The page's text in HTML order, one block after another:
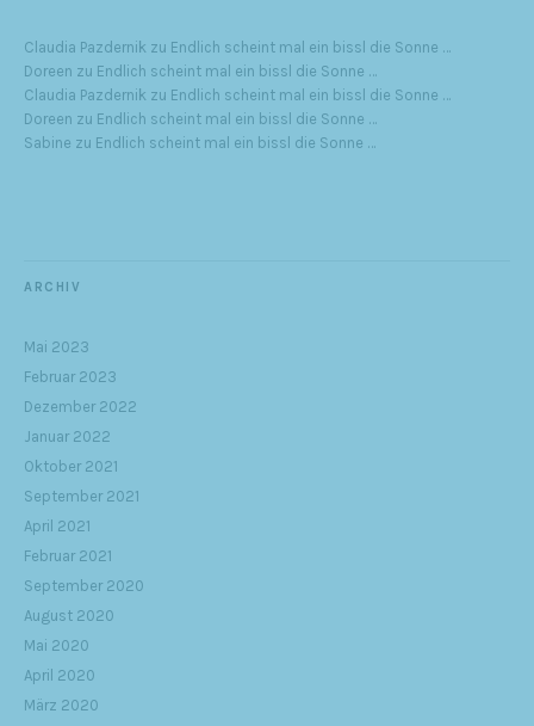
Claudia Pazdernik zu Endlich scheint mal ein bissl die Sonne …
Doreen zu Endlich scheint mal ein bissl die Sonne …
Claudia Pazdernik zu Endlich scheint mal ein bissl die Sonne …
Doreen zu Endlich scheint mal ein bissl die Sonne …
Sabine zu Endlich scheint mal ein bissl die Sonne …
ARCHIV
Mai 2023
Februar 2023
Dezember 2022
Januar 2022
Oktober 2021
September 2021
April 2021
Februar 2021
September 2020
August 2020
Mai 2020
April 2020
März 2020